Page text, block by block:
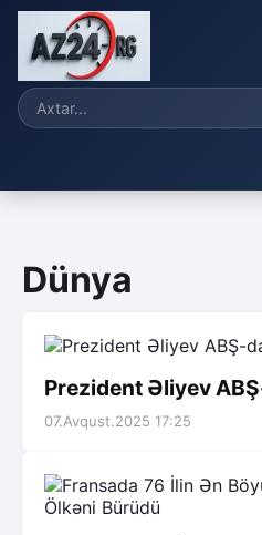
Dünya
Prezident Əliyev
07.Avqust.2025 17:25